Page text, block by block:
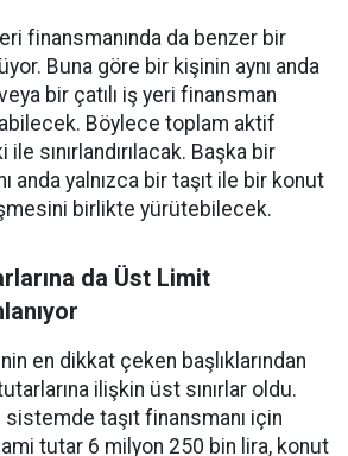
finansmanında da benzer bir
Buna göre bir kişinin aynı anda
bir çatılı iş yeri finansman
Böylece toplam aktif
ile sınırlandırılacak. Başka bir
anda yalnızca bir taşıt ile bir konut
birlikte yürütebilecek.
da Üst Limit
en dikkat çeken başlıklarından
ilişkin üst sınırlar oldu.
taşıt finansmanı için
tutar 6 milyon 250 bin lira, konut